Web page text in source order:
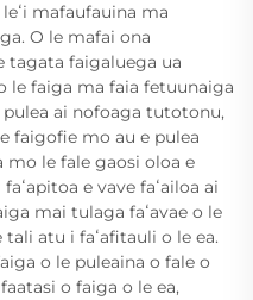
mafaufauina ma
O le mafai ona
tagata faigaluega ua
le faiga ma faia fetuunaiga
pulea ai nofoaga tutotonu,
faigofie mo au e pulea
mo le fale gaosi oloa e
e vave faʻailoa ai
mai tulaga faʻavae o le
atu i faʻafitauli o le ea.
o le puleaina o fale o
o faiga o le ea,